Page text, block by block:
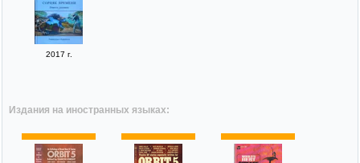
2017 г.
Издания на иностранных языках: